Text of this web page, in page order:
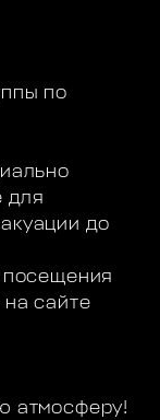
по
для
до
посещения
сайте
атмосферу!